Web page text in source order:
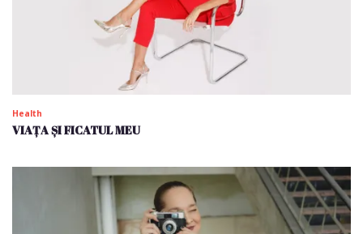
Health
VIAȚA ȘI FICATUL MEU